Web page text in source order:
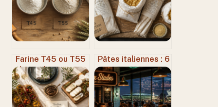
Farine T45 ou T55
: le guide
technique pour
choisir la base de
vos pâtisseries
Pâtes italiennes : 6
marques
incontournables
pour une texture
de trattoria à la